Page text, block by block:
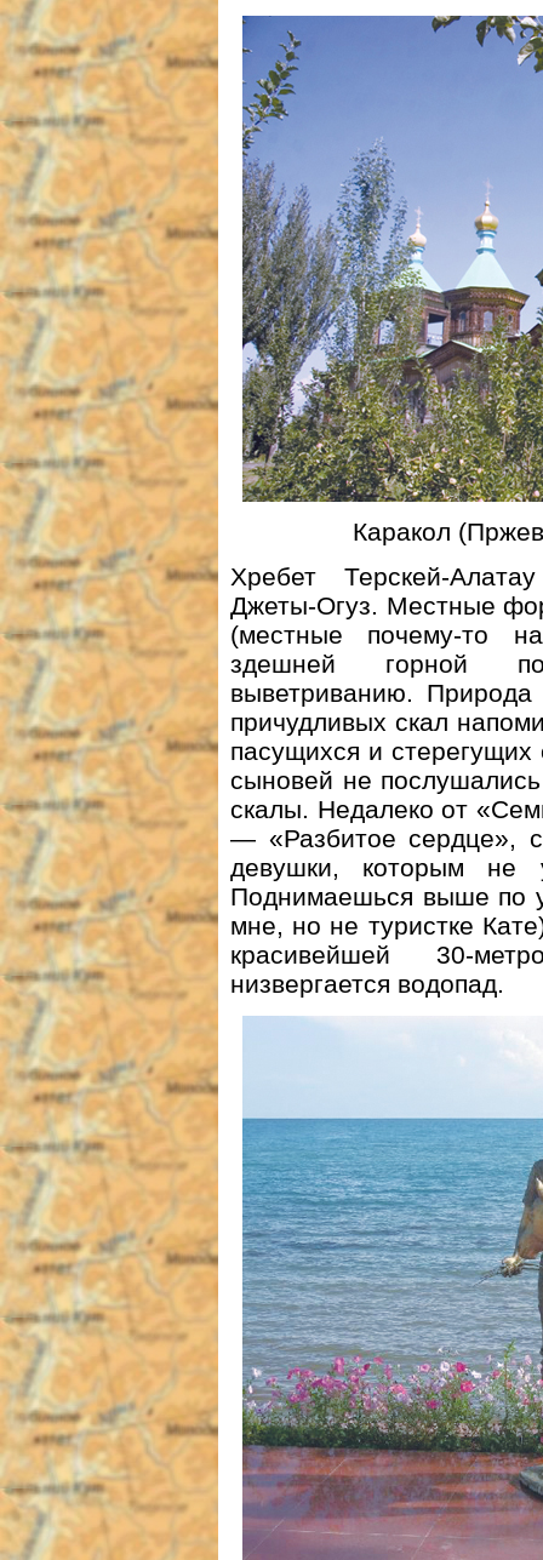
Каракол
Хребет Терскей-
Джеты-Огуз. Местные
(местные почему-то
здешней горной
выветриванию.
причудливых скал
пасущихся и
сыновей не
скалы. Недалеко от
— «Разбитое сердце»,
девушки, которым не
Поднимаешься выше по
мне, но не туристке
красивейшей 30-
низвергается водопад.